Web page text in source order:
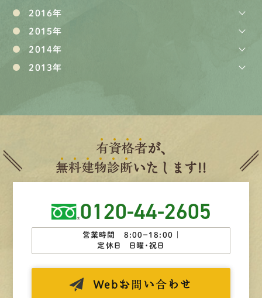
2016年
2015年
2014年
2013年
有資格者が、
無料建物診断いたします!!
0120-44-2605
営業時間 8:00−18:00 ｜
定休日 日曜・祝日
Web お問い合わせ